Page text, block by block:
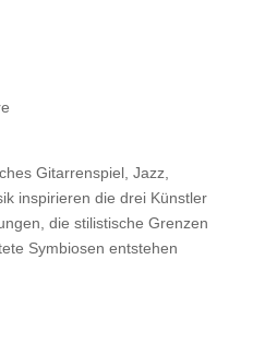
Gitarrenspiel, Jazz,
inspirieren die drei Künstler
die stilistische Grenzen
Symbiosen entstehen